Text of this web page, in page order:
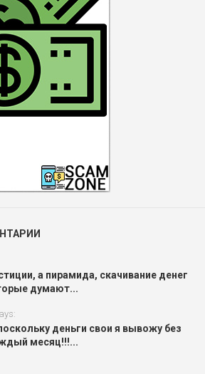
а пирамида, скачивание денег
думают...
деньги свои я вывожу без
месяц!!!...